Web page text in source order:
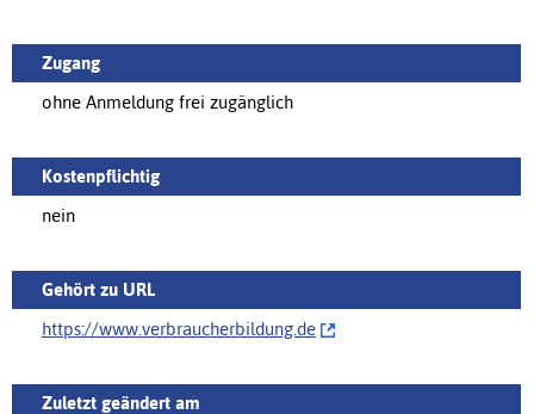
Zugang
ohne Anmeldung frei zugänglich
Kostenpflichtig
nein
Gehört zu URL
https://‌www.verbraucherbildung.de
Zuletzt geändert am